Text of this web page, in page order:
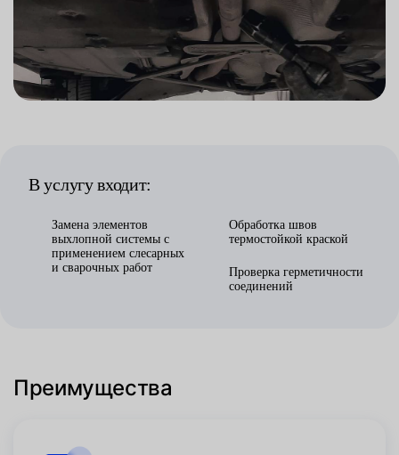
В услугу входит:
Замена элементов
выхлопной системы с
применением слесарных
и сварочных работ
Обработка швов
термостойкой краской
Проверка герметичности
соединений
Преимущества